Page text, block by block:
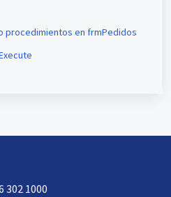
procedimientos en frmPedidos
302 1000